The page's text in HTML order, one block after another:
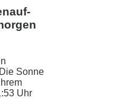
Sonne
Uhr